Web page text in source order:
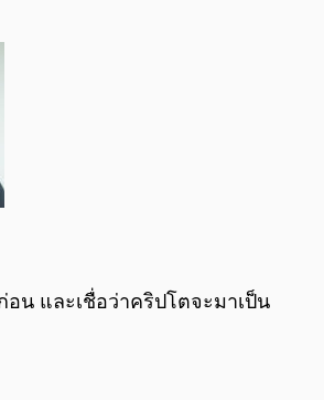
อน และเชื่อว่าคริปโตจะมาเป็น